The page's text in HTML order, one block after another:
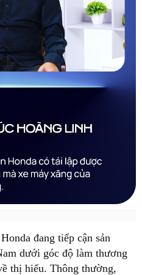
đang tiếp cận sản
dưới góc độ làm thương
thị hiếu. Thông thường,